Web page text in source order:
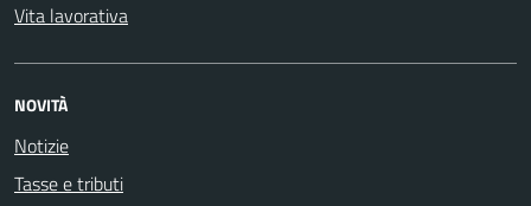
Vita lavorativa
NOVITÀ
Notizie
Tasse e tributi